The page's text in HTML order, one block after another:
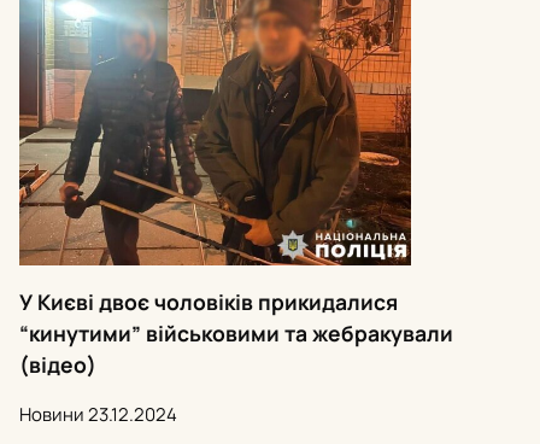
У Києві двоє чоловіків прикидалися
“кинутими” військовими та жебракували
(відео)
Новини23.12.2024